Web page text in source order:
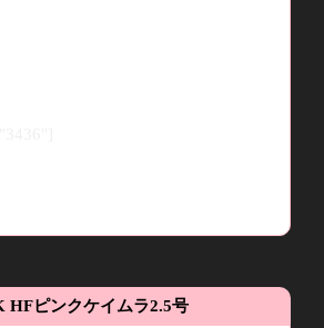
HFピンクケイムラ2.5号